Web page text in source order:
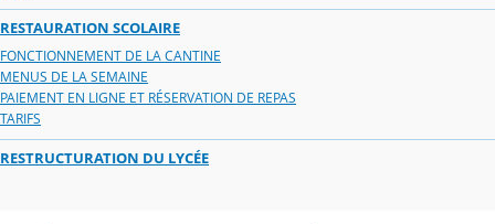
RESTAURATION SCOLAIRE
FONCTIONNEMENT DE LA CANTINE
MENUS DE LA SEMAINE
PAIEMENT EN LIGNE ET RÉSERVATION DE REPAS
TARIFS
RESTRUCTURATION DU LYCÉE